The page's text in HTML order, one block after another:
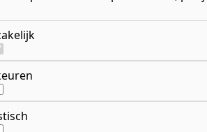
Of volg de
Opleiding
24